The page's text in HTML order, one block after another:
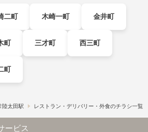
二町 木崎一町 金井町
町 三才町 西三町
町
陸太田駅 レストラン・デリバリー・外食のチラシ一覧
ービス